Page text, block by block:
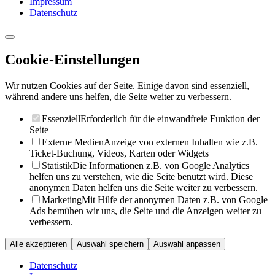
Datenschutz
Cookie-Einstellungen
Wir nutzen Cookies auf der Seite. Einige davon sind essenziell,
während andere uns helfen, die Seite weiter zu verbessern.
EssenziellErforderlich für die einwandfreie Funktion der
Seite
Externe MedienAnzeige von externen Inhalten wie z.B.
Ticket-Buchung, Videos, Karten oder Widgets
StatistikDie Informationen z.B. von Google Analytics
helfen uns zu verstehen, wie die Seite benutzt wird. Diese
anonymen Daten helfen uns die Seite weiter zu verbessern.
MarketingMit Hilfe der anonymen Daten z.B. von Google
Ads bemühen wir uns, die Seite und die Anzeigen weiter zu
verbessern.
Alle akzeptieren Auswahl speichern Auswahl anpassen
Datenschutz